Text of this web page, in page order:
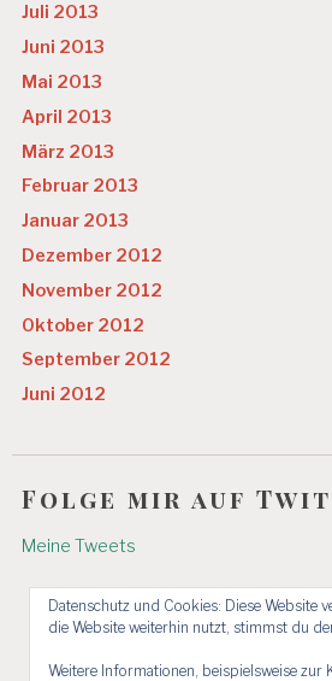
Juli 2013
Juni 2013
Mai 2013
April 2013
März 2013
Februar 2013
Januar 2013
Dezember 2012
November 2012
Oktober 2012
September 2012
Juni 2012
Folge mir auf
Meine Tweets
Datenschutz und Cookies: Diese Website
die Website weiterhin nutzt, stimmst du
Weitere Informationen, beispielsweise zur